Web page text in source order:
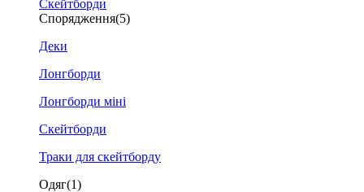
Скейтборди
Спорядження(5)
Деки
Лонгборди
Лонгборди міні
Скейтборди
Траки для скейтборду
Одяг(1)